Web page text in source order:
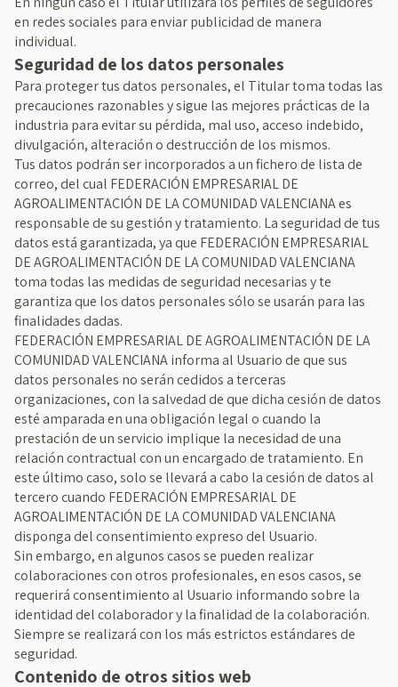
en redes sociales para enviar publicidad de manera
individual.
Seguridad de los datos personales
Para proteger tus datos personales, el Titular toma todas las
precauciones razonables y sigue las mejores prácticas de la
industria para evitar su pérdida, mal uso, acceso indebido,
divulgación, alteración o destrucción de los mismos.
Tus datos podrán ser incorporados a un fichero de lista de
correo, del cual FEDERACIÓN EMPRESARIAL DE
AGROALIMENTACIÓN DE LA COMUNIDAD VALENCIANA es
responsable de su gestión y tratamiento. La seguridad de tus
datos está garantizada, ya que FEDERACIÓN EMPRESARIAL
DE AGROALIMENTACIÓN DE LA COMUNIDAD VALENCIANA
toma todas las medidas de seguridad necesarias y te
garantiza que los datos personales sólo se usarán para las
finalidades dadas.
FEDERACIÓN EMPRESARIAL DE AGROALIMENTACIÓN DE LA
COMUNIDAD VALENCIANA informa al Usuario de que sus
datos personales no serán cedidos a terceras
organizaciones, con la salvedad de que dicha cesión de datos
esté amparada en una obligación legal o cuando la
prestación de un servicio implique la necesidad de una
relación contractual con un encargado de tratamiento. En
este último caso, solo se llevará a cabo la cesión de datos al
tercero cuando FEDERACIÓN EMPRESARIAL DE
AGROALIMENTACIÓN DE LA COMUNIDAD VALENCIANA
disponga del consentimiento expreso del Usuario.
Sin embargo, en algunos casos se pueden realizar
colaboraciones con otros profesionales, en esos casos, se
requerirá consentimiento al Usuario informando sobre la
identidad del colaborador y la finalidad de la colaboración.
Siempre se realizará con los más estrictos estándares de
seguridad.
Contenido de otros sitios web